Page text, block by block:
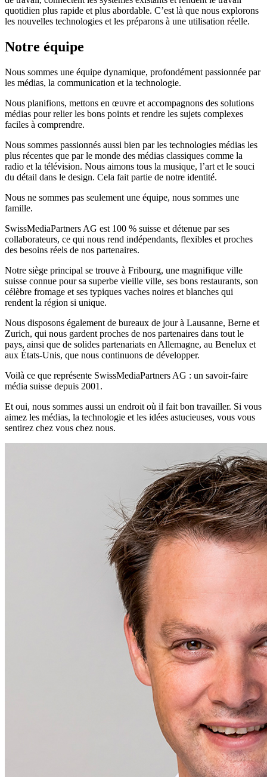
quotidien plus rapide et plus abordable. C’est là que nous explorons
les nouvelles technologies et les préparons à une utilisation réelle.
Notre équipe
Nous sommes une équipe dynamique, profondément passionnée par
les médias, la communication et la technologie.
Nous planifions, mettons en œuvre et accompagnons des solutions
médias pour relier les bons points et rendre les sujets complexes
faciles à comprendre.
Nous sommes passionnés aussi bien par les technologies médias les
plus récentes que par le monde des médias classiques comme la
radio et la télévision. Nous aimons tous la musique, l’art et le souci
du détail dans le design. Cela fait partie de notre identité.
Nous ne sommes pas seulement une équipe, nous sommes une
famille.
SwissMediaPartners AG est 100 % suisse et détenue par ses
collaborateurs, ce qui nous rend indépendants, flexibles et proches
des besoins réels de nos partenaires.
Notre siège principal se trouve à Fribourg, une magnifique ville
suisse connue pour sa superbe vieille ville, ses bons restaurants, son
célèbre fromage et ses typiques vaches noires et blanches qui
rendent la région si unique.
Nous disposons également de bureaux de jour à Lausanne, Berne et
Zurich, qui nous gardent proches de nos partenaires dans tout le
pays, ainsi que de solides partenariats en Allemagne, au Benelux et
aux États-Unis, que nous continuons de développer.
Voilà ce que représente SwissMediaPartners AG : un savoir-faire
média suisse depuis 2001.
Et oui, nous sommes aussi un endroit où il fait bon travailler. Si vous
aimez les médias, la technologie et les idées astucieuses, vous vous
sentirez chez vous chez nous.